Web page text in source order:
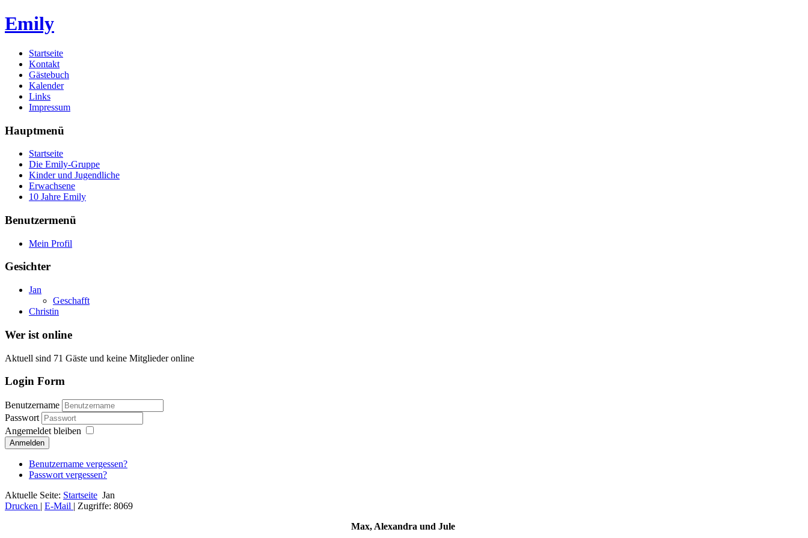
Emily
Startseite
Kontakt
Gästebuch
Kalender
Links
Impressum
Hauptmenü
Startseite
Die Emily-Gruppe
Kinder und Jugendliche
Erwachsene
10 Jahre Emily
Benutzermenü
Mein Profil
Gesichter
Jan
Geschafft
Christin
Wer ist online
Aktuell sind 71 Gäste und keine Mitglieder online
Login Form
Benutzername
Passwort
Angemeldet bleiben
Anmelden
Benutzername vergessen?
Passwort vergessen?
Aktuelle Seite: Startseite Jan
Drucken | E-Mail | Zugriffe: 8069
Max, Alexandra und Jule